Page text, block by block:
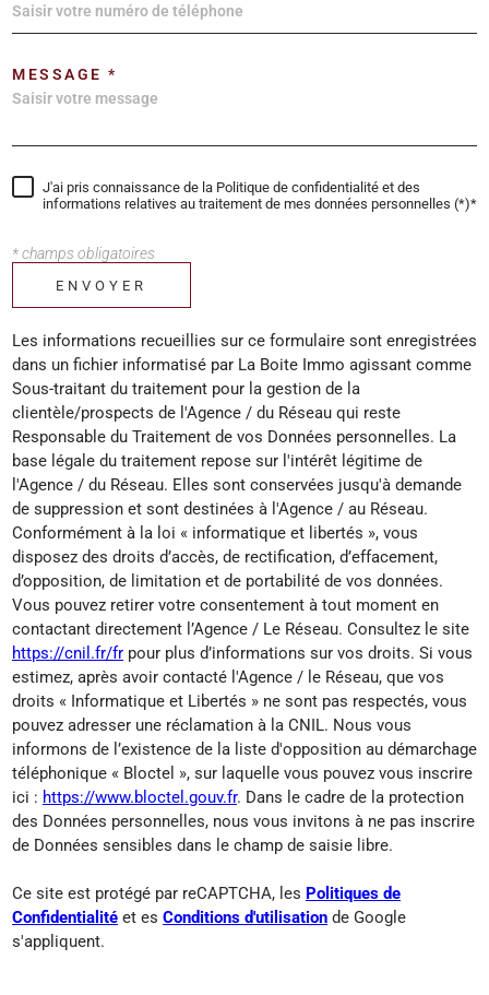
MESSAGE *
J'ai pris connaissance de la Politique de confidentialité et des
informations relatives au traitement de mes données personnelles (*)*
* champs obligatoires
ENVOYER
Les informations recueillies sur ce formulaire sont enregistrées
dans un fichier informatisé par La Boite Immo agissant comme
Sous-traitant du traitement pour la gestion de la
clientèle/prospects de l'Agence / du Réseau qui reste
Responsable du Traitement de vos Données personnelles. La
base légale du traitement repose sur l'intérêt légitime de
l'Agence / du Réseau. Elles sont conservées jusqu'à demande
de suppression et sont destinées à l'Agence / au Réseau.
Conformément à la loi « informatique et libertés », vous
disposez des droits d’accès, de rectification, d’effacement,
d’opposition, de limitation et de portabilité de vos données.
Vous pouvez retirer votre consentement à tout moment en
contactant directement l’Agence / Le Réseau. Consultez le site
https://cnil.fr/fr pour plus d’informations sur vos droits. Si vous
estimez, après avoir contacté l'Agence / le Réseau, que vos
droits « Informatique et Libertés » ne sont pas respectés, vous
pouvez adresser une réclamation à la CNIL. Nous vous
informons de l’existence de la liste d'opposition au démarchage
téléphonique « Bloctel », sur laquelle vous pouvez vous inscrire
ici : https://www.bloctel.gouv.fr. Dans le cadre de la protection
des Données personnelles, nous vous invitons à ne pas inscrire
de Données sensibles dans le champ de saisie libre.
Ce site est protégé par reCAPTCHA, les Politiques de
Confidentialité et es Conditions d'utilisation de Google
s'appliquent.